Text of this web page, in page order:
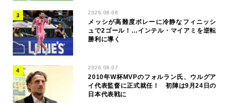
2026.08.06
メッシが高難度ボレーに冷静なフィニッシ
ュで2ゴール！…インテル・マイアミを逆転
勝利に導く
2026.08.07
2010年W杯MVPのフォルラン氏、ウルグア
イ代表監督に正式就任！ 初陣は9月24日の
日本代表戦に